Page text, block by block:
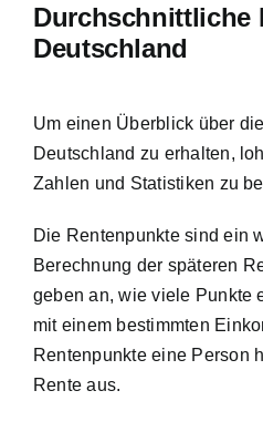
Durchschnittliche
Deutschland
Um einen Überblick über
Deutschland zu erhalten,
Zahlen und Statistiken zu
Die Rentenpunkte sind ein
Berechnung der späteren
geben an, wie viele Punkte
mit einem bestimmten
Rentenpunkte eine Person
Rente aus.